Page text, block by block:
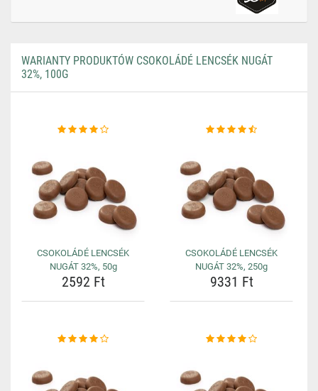
WARIANTY PRODUKTÓW CSOKOLÁDÉ LENCSÉK NUGÁT
32%, 100G
CSOKOLÁDÉ LENCSÉK
NUGÁT 32%, 50g
2592 Ft
CSOKOLÁDÉ LENCSÉK
NUGÁT 32%, 250g
9331 Ft